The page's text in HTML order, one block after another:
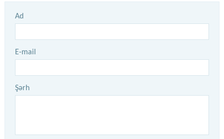
Ad
E-mail
Şərh